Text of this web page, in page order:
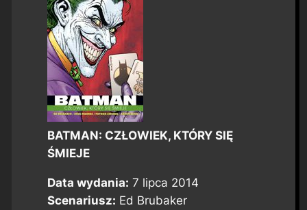
BATMAN: CZŁOWIEK, KTÓRY SIĘ
ŚMIEJE
Data wydania: 7 lipca 2014
Scenariusz: Ed Brubaker